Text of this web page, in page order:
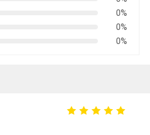
0%
0%
0%